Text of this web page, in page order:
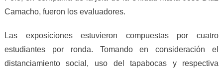
Camacho, fueron los evaluadores.
Las exposiciones estuvieron compuestas por cuatro
estudiantes por ronda. Tomando en consideración el
distanciamiento social, uso del tapabocas y respectiva